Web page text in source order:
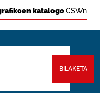
katalogoCSWn
BILAKETA